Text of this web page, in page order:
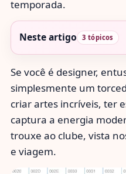
temporada.
Neste artigo 3 tópicos
Se você é designer,
simplesmente um
criar artes incríveis, ter
captura a energia
trouxe ao clube, vista
e viagem.